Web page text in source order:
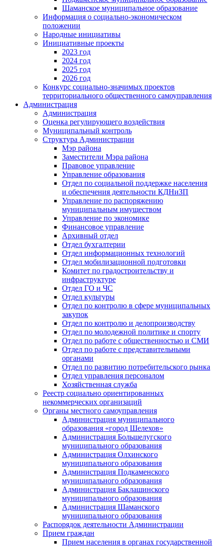
Шаманское муниципальное образование
Информация о социально-экономическом
положении
Народные инициативы
Инициативные проекты
2023 год
2024 год
2025 год
2026 год
Конкурс социально-значимых проектов
территориального общественного самоуправления
Администрация
Администрация
Оценка регулирующего воздействия
Муниципальный контроль
Структура Администрации
Мэр района
Заместители Мэра района
Правовое управление
Управление образования
Отдел по социальной поддержке населения
и обеспечения деятельности КДНиЗП
Управление по распоряжению
муниципальным имуществом
Управление по экономике
Финансовое управление
Архивный отдел
Отдел бухгалтерии
Отдел информационных технологий
Отдел мобилизационной подготовки
Комитет по градостроительству и
инфраструктуре
Отдел ГО и ЧС
Отдел культуры
Отдел по контролю в сфере муниципальных
закупок
Отдел по контролю и делопроизводству
Отдел по молодежной политике и спорту
Отдел по работе с общественностью и СМИ
Отдел по работе с представительными
органами
Отдел по развитию потребительского рынка
Отдел управления персоналом
Хозяйственная служба
Реестр социально ориентированных
некоммерческих организаций
Органы местного самоуправления
Администрация муниципального
образования «город Шелехов»
Администрация Большелугского
муниципального образования
Администрация Олхинского
муниципального образования
Администрация Подкаменского
муниципального образования
Администрация Баклашинского
муниципального образования
Администрация Шаманского
муниципального образования
Распорядок деятельности Администрации
Прием граждан
Прием населения в органах государственной